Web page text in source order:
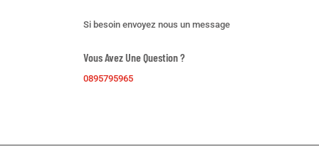
Si besoin envoyez nous un message
Vous Avez Une Question ?
0895795965